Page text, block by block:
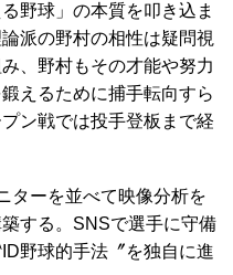
野球」の本質を叩き込ま
派の野村の相性は疑問視
、野村もその才能や努力
えるために捕手転向すら
ン戦では投手登板まで経
ターを並べて映像分析を
する。SNSで選手に守備
野球的手法〞を独自に進